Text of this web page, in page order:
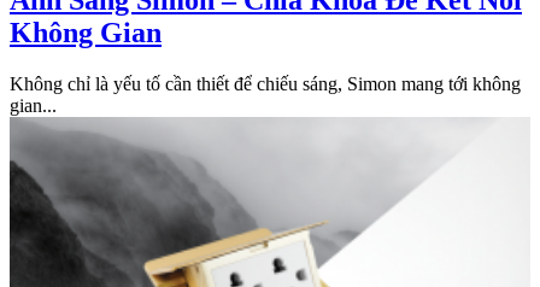
Không Gian
Không chỉ là yếu tố cần thiết để chiếu sáng, Simon mang tới không
gian...